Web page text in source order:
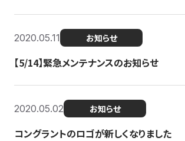
2020.05.11 お知らせ
【5/14】緊急メンテナンスのお知らせ
2020.05.02 お知らせ
コングラントのロゴが新しくなりました